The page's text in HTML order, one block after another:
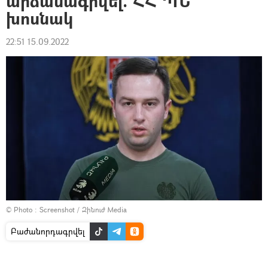
խոսնակ
22:51 15.09.2022
© Photo : Screenshot / Զինուժ Media
Բաժանորդագրվել